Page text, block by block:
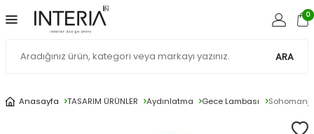
ARA
0
Anasayfa TASARIM ÜRÜNLER Aydınlatma Gece Lambası